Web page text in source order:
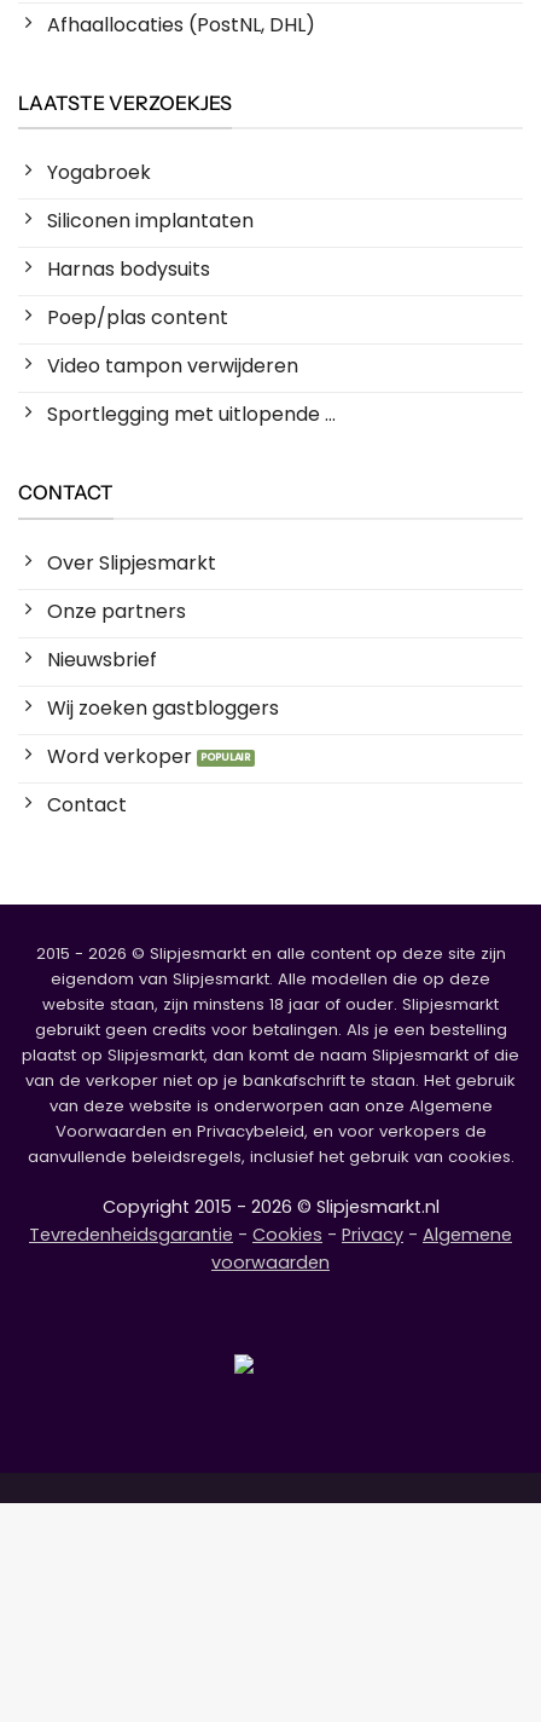
Afhaallocaties (PostNL, DHL)
LAATSTE VERZOEKJES
Yogabroek
Siliconen implantaten
Harnas bodysuits
Poep/plas content
Video tampon verwijderen
Sportlegging met uitlopende ...
CONTACT
Over Slipjesmarkt
Onze partners
Nieuwsbrief
Wij zoeken gastbloggers
Word verkoper
Contact
2015 - 2026 © Slipjesmarkt en alle content op deze site zijn
eigendom van Slipjesmarkt. Alle modellen die op deze
website staan, zijn minstens 18 jaar of ouder. Slipjesmarkt
gebruikt geen credits voor betalingen. Als je een bestelling
plaatst op Slipjesmarkt, dan komt de naam Slipjesmarkt of die
van de verkoper niet op je bankafschrift te staan. Het gebruik
van deze website is onderworpen aan onze Algemene
Voorwaarden en Privacybeleid, en voor verkopers de
aanvullende beleidsregels, inclusief het gebruik van cookies.
Copyright 2015 - 2026 © Slipjesmarkt.nl
Tevredenheidsgarantie - Cookies - Privacy - Algemene
voorwaarden